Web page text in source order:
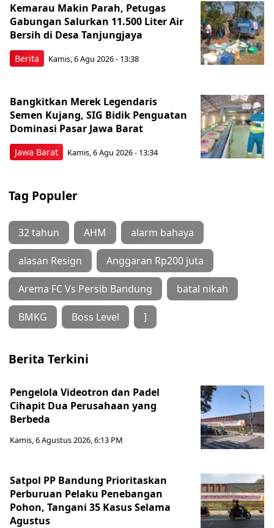
Berita
Kemarau Makin Parah, Petugas
Gabungan Salurkan 11.500 Liter Air
Bersih di Desa Tanjungjaya
Kamis, 6 Agu 2026 - 13:38
Jawa Barat
Bangkitkan Merek Legendaris
Semen Kujang, SIG Bidik Penguatan
Dominasi Pasar Jawa Barat
Kamis, 6 Agu 2026 - 13:34
Tag Populer
32 tahun AHM alarm bahaya
alasan Resign Anggaran Rp200 juta
Arema FC Vs Persib Bandung batal nikah
BMKG Boss Level ]
Berita Terkini
Pengelola Videotron dan Padel
Cihapit Dua Perusahaan yang
Berbeda
Kamis, 6 Agustus 2026, 6:13 PM
Satpol PP Bandung Prioritaskan
Perburuan Pelaku Penebangan
Pohon, Tangani 35 Kasus Selama
Agustus